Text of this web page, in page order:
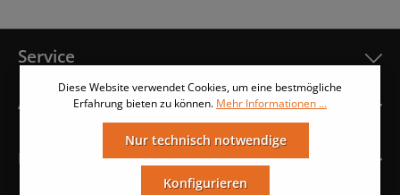
Service
Anleitungen
Hinweise & Informationen
Diese Website verwendet Cookies, um eine bestmögliche
Erfahrung bieten zu können. Mehr Informationen ...
Nur technisch notwendige
Konfigurieren